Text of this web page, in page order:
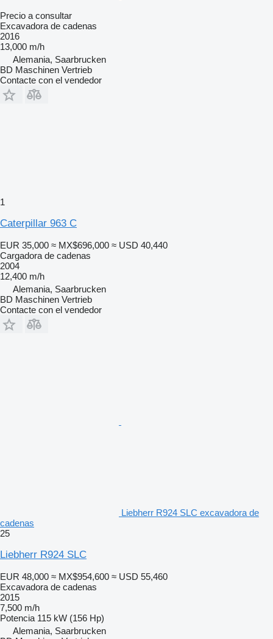
Precio a consultar
Excavadora de cadenas
2016
13,000 m/h
Alemania, Saarbrucken
BD Maschinen Vertrieb
Contacte con el vendedor
1
Caterpillar 963 C
EUR 35,000 ≈ MX$696,000 ≈ USD 40,440
Cargadora de cadenas
2004
12,400 m/h
Alemania, Saarbrucken
BD Maschinen Vertrieb
Contacte con el vendedor
Liebherr R924 SLC excavadora de
cadenas
25
Liebherr R924 SLC
EUR 48,000 ≈ MX$954,600 ≈ USD 55,460
Excavadora de cadenas
2015
7,500 m/h
Potencia 115 kW (156 Hp)
Alemania, Saarbrucken